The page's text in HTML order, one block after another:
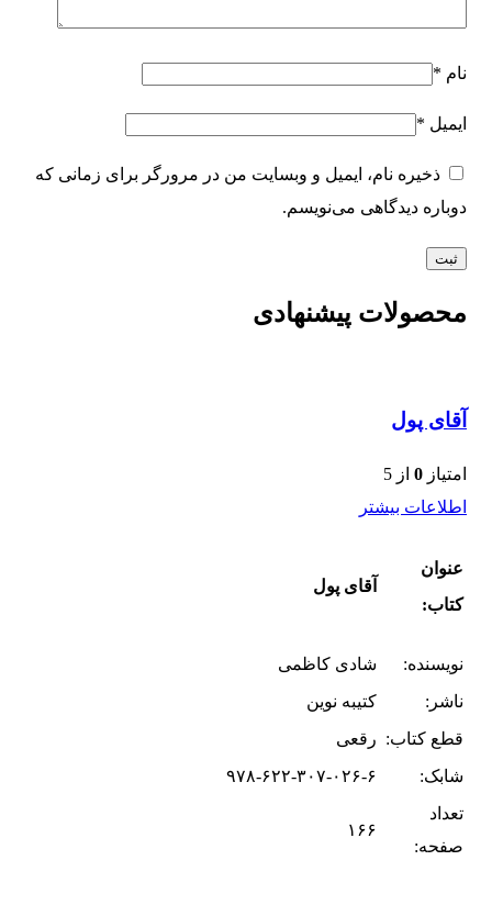
نام *
ایمیل *
ذخیره نام، ایمیل و وبسایت من در مرورگر برای زمانی که
دوباره دیدگاهی می‌نویسم.
محصولات پیشنهادی
آقای پول
امتیاز 0 از 5
اطلاعات بیشتر
عنوان
کتاب:
آقای پول
نویسنده:
شادی کاظمی
ناشر:
کتیبه نوین
قطع کتاب: رقعی
شابک:
۹۷۸-۶۲۲-۳۰۷-۰۲۶-۶
تعداد
صفحه:
۱۶۶